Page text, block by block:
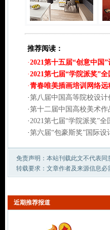
推荐阅读：
·2021第十五届“创意中国
·2021第七届“学院派奖”
·青春唯美插画培训网络远
·第八届中国高等院校设计
·第十二届中国高校美术
·2021第七届“学院派奖”
·第六届“包豪斯奖”国际
免责声明：本站刊载此文不代表
转载要求：文章作者及来源信息
近期推荐报道